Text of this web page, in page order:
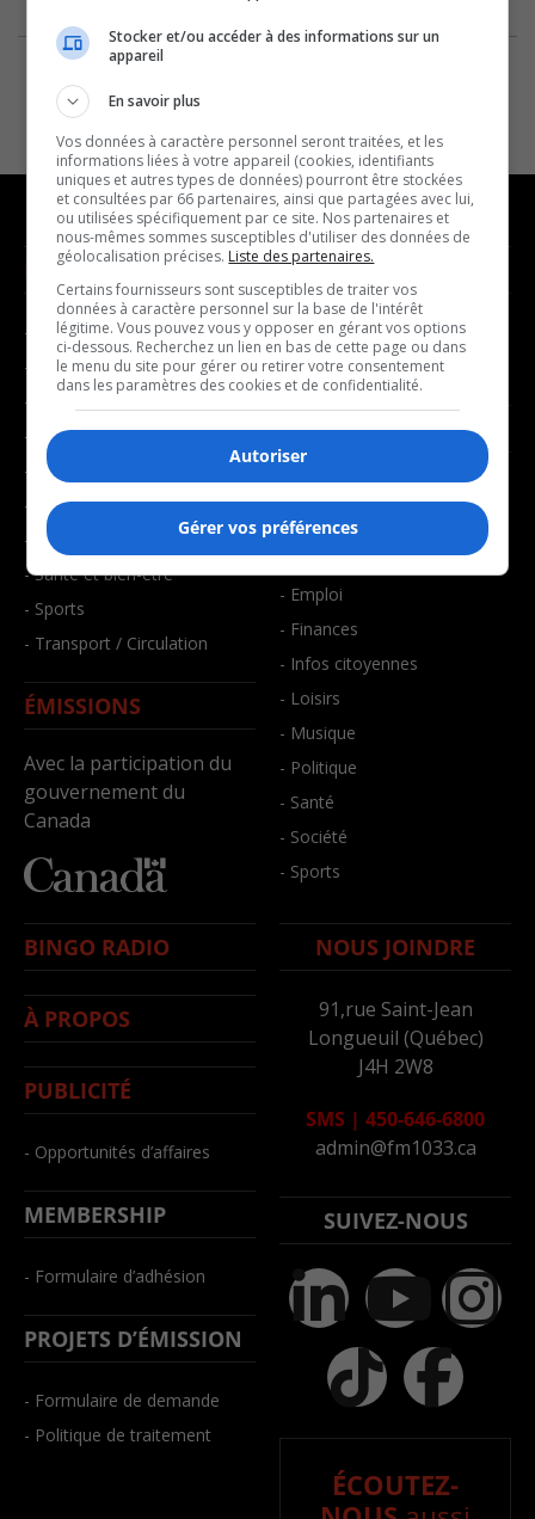
NOUVELLES
- Affaires municipales
- Communauté / Social
- Culture
- Économie
- Éducation
- Environnement
- Faits divers
- Santé et bien-être
- Sports
- Transport / Circulation
ÉMISSIONS
Avec la participation du
gouvernement du
Canada
MUSIQUE
- Décompte franco
- Joué récemment
BALADOS
- Art de vivre
- Bien-être
- Emploi
- Finances
- Infos citoyennes
- Loisirs
- Musique
- Politique
- Santé
- Société
- Sports
BINGO RADIO
À PROPOS
PUBLICITÉ
- Opportunités d’affaires
MEMBERSHIP
- Formulaire d’adhésion
PROJETS D’ÉMISSION
- Formulaire de demande
- Politique de traitement
NOUS JOINDRE
91,rue Saint-Jean
Longueuil (Québec)
J4H 2W8
SMS | 450-646-6800
admin@fm1033.ca
SUIVEZ-NOUS
ÉCOUTEZ-
Stocker et/ou accéder à des informations sur un
appareil
En savoir plus
Vos données à caractère personnel seront traitées, et les
informations liées à votre appareil (cookies, identifiants
uniques et autres types de données) pourront être stockées
et consultées par 66 partenaires, ainsi que partagées avec lui,
ou utilisées spécifiquement par ce site. Nos partenaires et
nous-mêmes sommes susceptibles d'utiliser des données de
géolocalisation précises. Liste des partenaires.
Certains fournisseurs sont susceptibles de traiter vos
données à caractère personnel sur la base de l'intérêt
légitime. Vous pouvez vous y opposer en gérant vos options
ci-dessous. Recherchez un lien en bas de cette page ou dans
le menu du site pour gérer ou retirer votre consentement
dans les paramètres des cookies et de confidentialité.
Autoriser
Gérer vos préférences